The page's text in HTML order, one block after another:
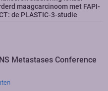
maagcarcinoom met FAPI-
de PLASTIC-3-studie
Metastases Conference